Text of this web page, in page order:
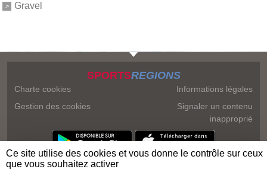
Gravel
SPORTSREGIONS
Charte cookies
Gestion des cookies
Informations légales
Signaler un contenu
inapproprié
Ce site utilise des cookies et vous donne le contrôle sur ceux
que vous souhaitez activer